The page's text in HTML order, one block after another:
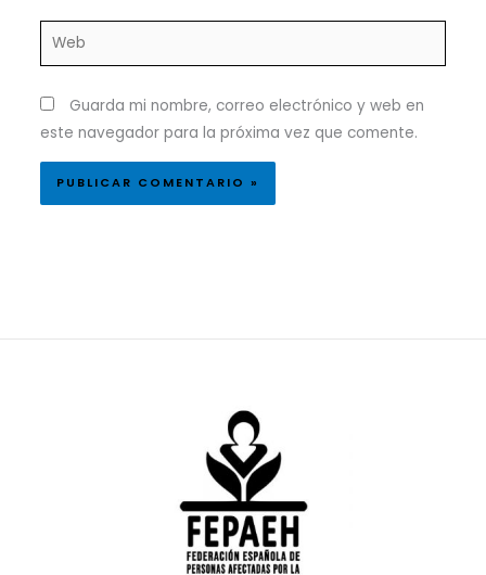
Web
Guarda mi nombre, correo electrónico y web en
este navegador para la próxima vez que comente.